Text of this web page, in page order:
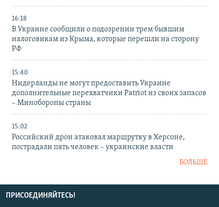
16:18
В Украине сообщили о подозрении трем бывшим
налоговикам из Крыма, которые перешли на сторону
РФ
15:40
Нидерланды не могут предоставить Украине
дополнительные перехватчики Patriot из своих запасов
– Минобороны страны
15:02
Российский дрон атаковал маршрутку в Херсоне,
пострадали пять человек – украинские власти
БОЛЬШЕ
ПРИСОЕДИНЯЙТЕСЬ!